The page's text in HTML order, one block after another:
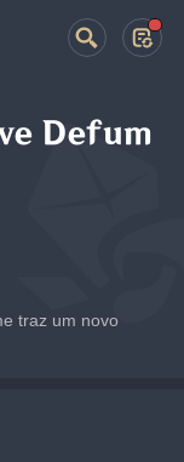
Defum
traz um novo